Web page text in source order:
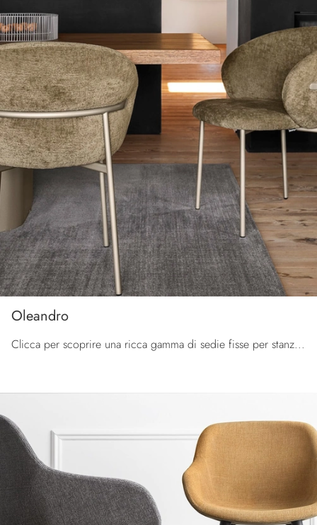
Oleandro
Clicca per scoprire una ricca gamma di sedie fisse per stanze moderne: il modello Oleandro di Calligaris ti aspetta!